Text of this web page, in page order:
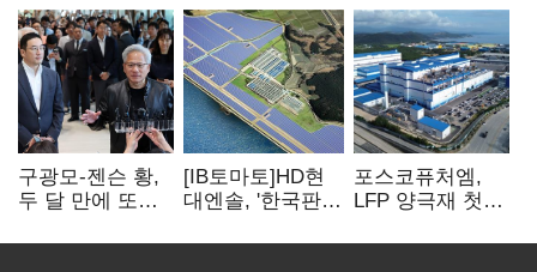
구광모-젠슨 황,
두 달 만에 또
등 논의
[IB토마토]HD현
대엔솔, '한국판
세액공제 선택이
포스코퓨처엠,
LFP 양극재 첫
ESS 시장 공략